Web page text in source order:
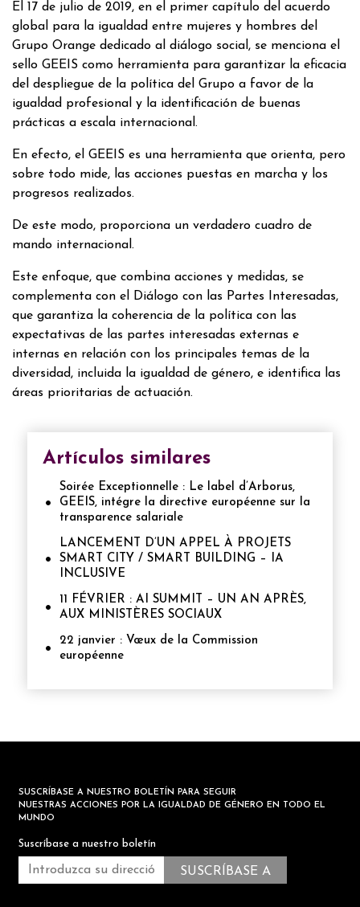
El 17 de julio de 2019, en el primer capítulo del acuerdo
global para la igualdad entre mujeres y hombres del
Grupo Orange dedicado al diálogo social, se menciona el
sello GEEIS como herramienta para garantizar la eficacia
del despliegue de la política del Grupo a favor de la
igualdad profesional y la identificación de buenas
prácticas a escala internacional.
En efecto, el GEEIS es una herramienta que orienta, pero
sobre todo mide, las acciones puestas en marcha y los
progresos realizados.
De este modo, proporciona un verdadero cuadro de
mando internacional.
Este enfoque, que combina acciones y medidas, se
complementa con el Diálogo con las Partes Interesadas,
que garantiza la coherencia de la política con las
expectativas de las partes interesadas externas e
internas en relación con los principales temas de la
diversidad, incluida la igualdad de género, e identifica las
áreas prioritarias de actuación.
Artículos similares
Soirée Exceptionnelle : Le label d’Arborus,
GEEIS, intégre la directive européenne sur la
transparence salariale
LANCEMENT D’UN APPEL À PROJETS
SMART CITY / SMART BUILDING – IA
INCLUSIVE
11 FÉVRIER : AI SUMMIT – UN AN APRÈS,
AUX MINISTÈRES SOCIAUX
22 janvier : Vœux de la Commission
européenne
SUSCRÍBASE A NUESTRO BOLETÍN PARA SEGUIR
NUESTRAS ACCIONES POR LA IGUALDAD DE GÉNERO EN TODO EL
MUNDO
Suscríbase a nuestro boletín